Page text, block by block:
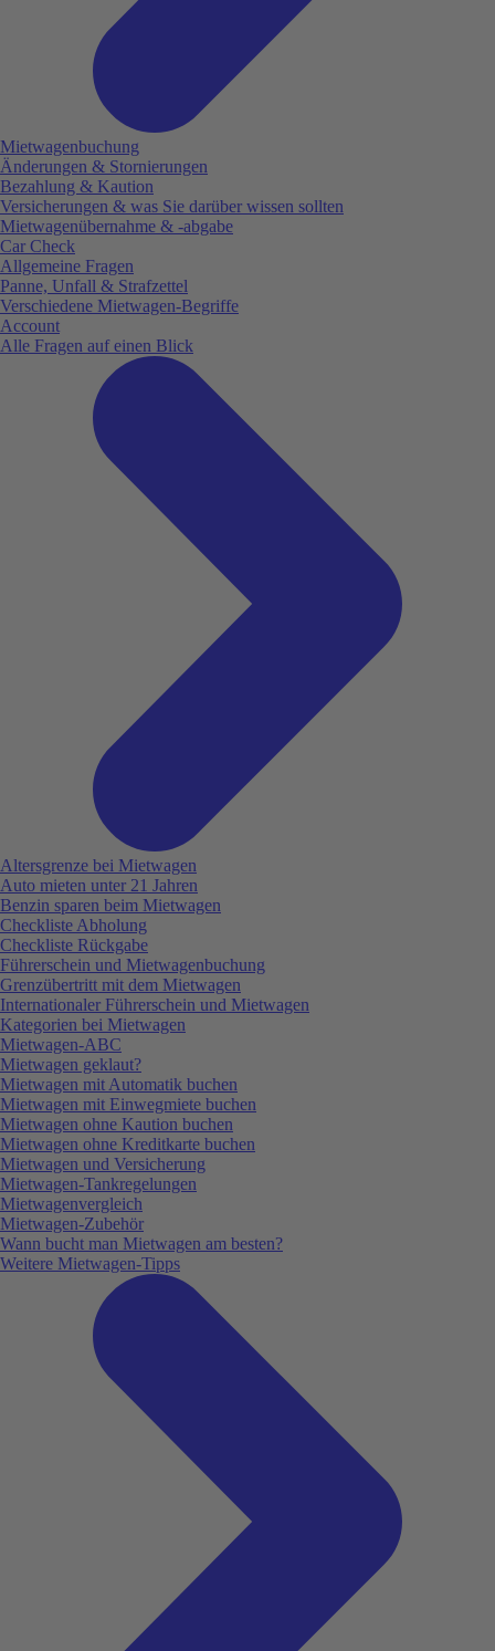
Mietwagenbuchung
Änderungen & Stornierungen
Bezahlung & Kaution
Versicherungen & was Sie darüber wissen sollten
Mietwagenübernahme & -abgabe
Car Check
Allgemeine Fragen
Panne, Unfall & Strafzettel
Verschiedene Mietwagen-Begriffe
Account
Alle Fragen auf einen Blick
Altersgrenze bei Mietwagen
Auto mieten unter 21 Jahren
Benzin sparen beim Mietwagen
Checkliste Abholung
Checkliste Rückgabe
Führerschein und Mietwagenbuchung
Grenzübertritt mit dem Mietwagen
Internationaler Führerschein und Mietwagen
Kategorien bei Mietwagen
Mietwagen-ABC
Mietwagen geklaut?
Mietwagen mit Automatik buchen
Mietwagen mit Einwegmiete buchen
Mietwagen ohne Kaution buchen
Mietwagen ohne Kreditkarte buchen
Mietwagen und Versicherung
Mietwagen-Tankregelungen
Mietwagenvergleich
Mietwagen-Zubehör
Wann bucht man Mietwagen am besten?
Weitere Mietwagen-Tipps